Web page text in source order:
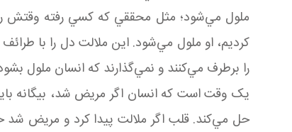
ملول مي‌شود؛ مثل محققي که کسي رفته وقتش را
کرديم، او ملول مي‌شود. اين ملالت دل را با
را برطرف مي‌کنند و نمي‌گذارند که انسان ملول
يک وقت است که انسان اگر مريض شد، بيگانه
حل مي‌کند. قلب اگر ملالت پيدا کرد و مريض